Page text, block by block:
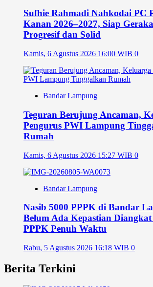
Sufhie Rahmadi Nahkodai PC
Kanan 2026–2027, Siap
Progresif dan Solid
Kamis, 6 Agustus 2026 16:00 WIB 0
Bandar Lampung
Teguran Berujung Ancaman,
Pengurus PWI Lampung
Rumah
Kamis, 6 Agustus 2026 15:27 WIB 0
Bandar Lampung
Nasib 5000 PPPK di Bandar
Belum Ada Kepastian
PPPK Penuh Waktu
Rabu, 5 Agustus 2026 16:18 WIB 0
Berita Terkini